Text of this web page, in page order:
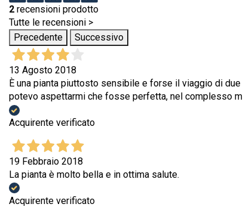
2 recensioni prodotto
Tutte le recensioni >
Precedente
Successivo
13 Agosto 2018
È una pianta piuttosto sensibile e forse il viaggio di
potevo aspettarmi che fosse perfetta, nel complesso
Acquirente verificato
19 Febbraio 2018
La pianta è molto bella e in ottima salute.
Acquirente verificato